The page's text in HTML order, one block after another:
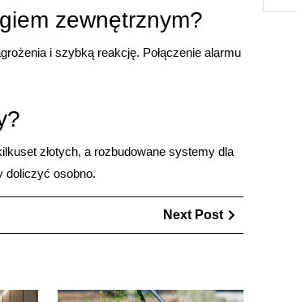
zewnętrznym?
i szybką reakcję. Połączenie alarmu
złotych, a rozbudowane systemy dla
doliczyć osobno.
Next Post
Post
Najważniejsze
Zbiornik